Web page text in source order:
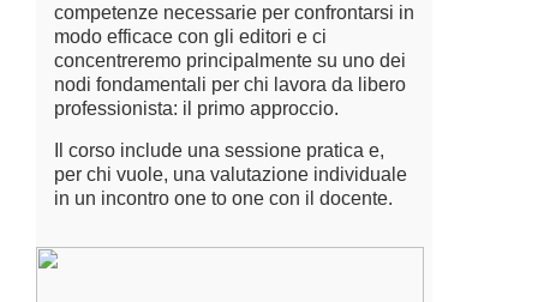
competenze necessarie per confrontarsi in
modo efficace con gli editori e ci
concentreremo principalmente su uno dei
nodi fondamentali per chi lavora da libero
professionista: il primo approccio.
Il corso include una sessione pratica e,
per chi vuole, una valutazione individuale
in un incontro one to one con il docente.